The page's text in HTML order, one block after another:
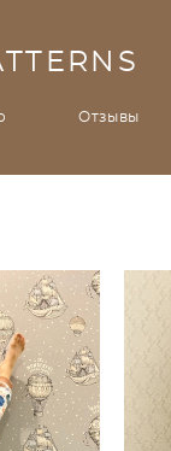
Отзывы